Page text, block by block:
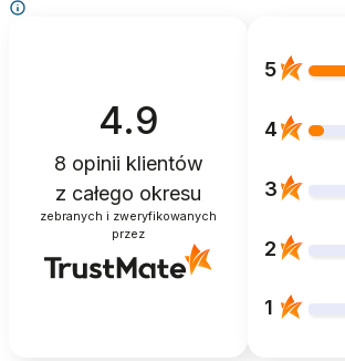
4.9
8 opinii klientów
z całego okresu
zebranych i zweryfikowanych
przez
5
4
3
2
1